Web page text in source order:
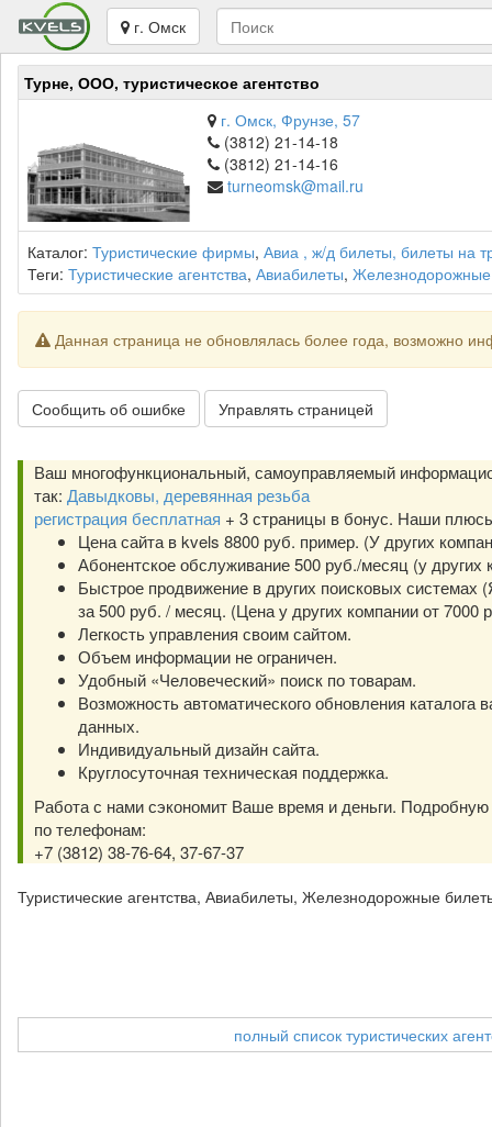
г. Омск
Турне, ООО, туристическое агентство
г. Омск, Фрунзе, 57
(3812) 21-14-18
(3812) 21-14-16
turneomsk@mail.ru
Каталог: Туристические фирмы, Авиа , ж/д билеты, билеты на
Теги: Туристические агентства, Авиабилеты,
Данная страница не обновлялась более года, возможно
Сообщить об ошибке Управлять страницей
Ваш многофункциональный, самоуправляемый
так: Давыдковы, деревянная резьба
регистрация бесплатная + 3 страницы в бонус. Наши
Цена сайта в kvels 8800 руб. пример. (У других
Абонентское обслуживание 500 руб./месяц (у других
Быстрое продвижение в других поисковых системах
за 500 руб. / месяц. (Цена у других компании от 7000
Легкость управления своим сайтом.
Объем информации не ограничен.
Удобный «Человеческий» поиск по товарам.
Возможность автоматического обновления каталога
данных.
Индивидуальный дизайн сайта.
Круглосуточная техническая поддержка.
Работа с нами сэкономит Ваше время и деньги.
по телефонам:
+7 (3812) 38-76-64, 37-67-37
Туристические агентства, Авиабилеты, Железнодорожные
полный список туристических